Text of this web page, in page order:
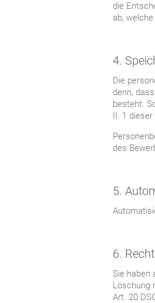
die
ab,
4.
Die
denn,
besteht.
II. 1 dieser
des
5.
6.
Sie haben
Löschung
Art. 20